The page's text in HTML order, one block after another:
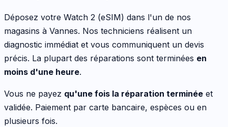
Déposez votre Watch 2 (eSIM) dans l'un de nos
magasins à Vannes. Nos techniciens réalisent un
diagnostic immédiat et vous communiquent un devis
précis. La plupart des réparations sont terminées en
moins d'une heure.
Vous ne payez qu'une fois la réparation terminée et
validée. Paiement par carte bancaire, espèces ou en
plusieurs fois.